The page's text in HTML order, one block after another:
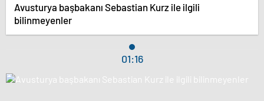
Avusturya başbakanı Sebastian Kurz ile ilgili
bilinmeyenler
01:16